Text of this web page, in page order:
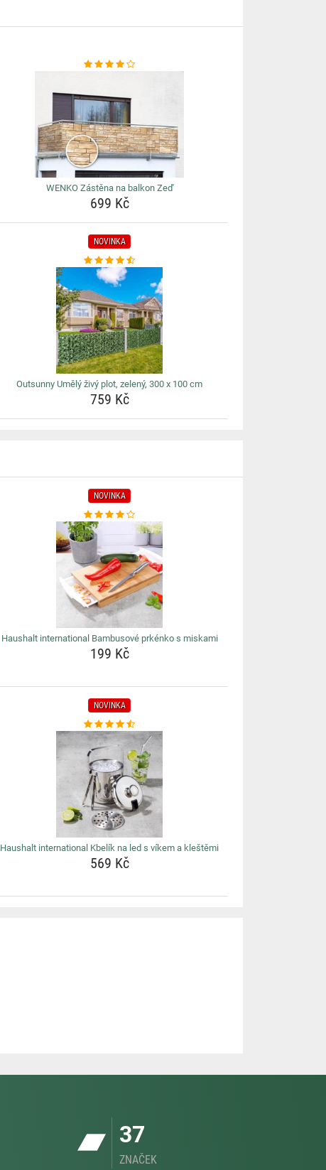
WENKO Zástěna na balkon Zeď
699 Kč
NOVINKA
Outsunny Umělý živý plot, zelený, 300 x 100 cm
759 Kč
NOVINKA
Haushalt international Bambusové prkénko s miskami
199 Kč
NOVINKA
Haushalt international Kbelík na led s víkem a kleštěmi
569 Kč
37
ZNAČEK